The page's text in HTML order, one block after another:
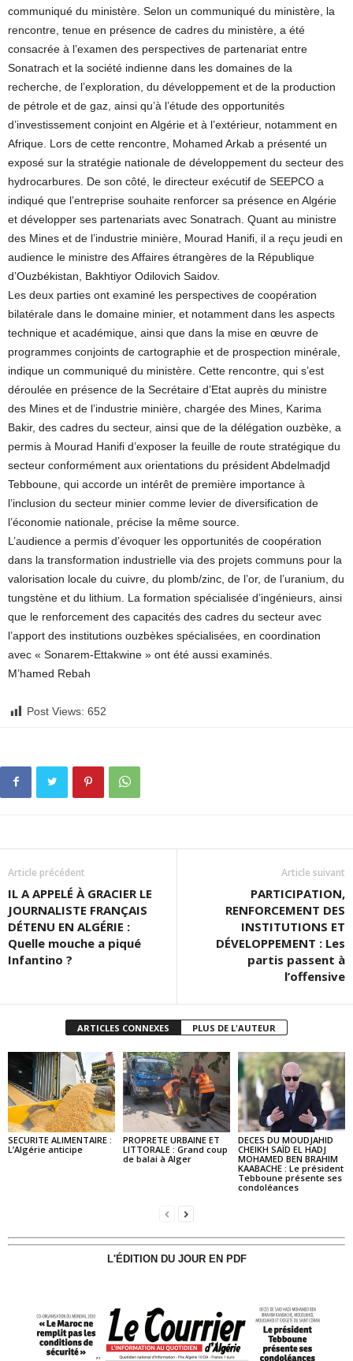
communiqué du ministère. Selon un communiqué du ministère, la
rencontre, tenue en présence de cadres du ministère, a été
consacrée à l’examen des perspectives de partenariat entre
Sonatrach et la société indienne dans les domaines de la
recherche, de l’exploration, du développement et de la production
de pétrole et de gaz, ainsi qu’à l’étude des opportunités
d’investissement conjoint en Algérie et à l’extérieur, notamment en
Afrique. Lors de cette rencontre, Mohamed Arkab a présenté un
exposé sur la stratégie nationale de développement du secteur des
hydrocarbures. De son côté, le directeur exécutif de SEEPCO a
indiqué que l’entreprise souhaite renforcer sa présence en Algérie
et développer ses partenariats avec Sonatrach. Quant au ministre
des Mines et de l’industrie minière, Mourad Hanifi, il a reçu jeudi en
audience le ministre des Affaires étrangères de la République
d’Ouzbékistan, Bakhtiyor Odilovich Saidov.
Les deux parties ont examiné les perspectives de coopération
bilatérale dans le domaine minier, et notamment dans les aspects
technique et académique, ainsi que dans la mise en œuvre de
programmes conjoints de cartographie et de prospection minérale,
indique un communiqué du ministère. Cette rencontre, qui s’est
déroulée en présence de la Secrétaire d’Etat auprès du ministre
des Mines et de l’industrie minière, chargée des Mines, Karima
Bakir, des cadres du secteur, ainsi que de la délégation ouzbèke, a
permis à Mourad Hanifi d’exposer la feuille de route stratégique du
secteur conformément aux orientations du président Abdelmadjd
Tebboune, qui accorde un intérêt de première importance à
l’inclusion du secteur minier comme levier de diversification de
l’économie nationale, précise la même source.
L’audience a permis d’évoquer les opportunités de coopération
dans la transformation industrielle via des projets communs pour la
valorisation locale du cuivre, du plomb/zinc, de l’or, de l’uranium, du
tungstène et du lithium. La formation spécialisée d’ingénieurs, ainsi
que le renforcement des capacités des cadres du secteur avec
l’apport des institutions ouzbèkes spécialisées, en coordination
avec « Sonarem-Ettakwine » ont été aussi examinés.
M’hamed Rebah
Post Views: 652
Article précédent
IL A APPELÉ À GRACIER LE
JOURNALISTE FRANÇAIS
DÉTENU EN ALGÉRIE :
Quelle mouche a piqué
Infantino ?
Article suivant
PARTICIPATION,
RENFORCEMENT DES
INSTITUTIONS ET
DÉVELOPPEMENT : Les
partis passent à
l’offensive
ARTICLES CONNEXES PLUS DE L'AUTEUR
SECURITE ALIMENTAIRE :
L’Algérie anticipe
PROPRETE URBAINE ET
LITTORALE : Grand coup
de balai à Alger
DECES DU MOUDJAHID
CHEIKH SAÏD EL HADJ
MOHAMED BEN BRAHIM
KAABACHE : Le président
Tebboune présente ses
condoléances
L'ÉDITION DU JOUR EN PDF